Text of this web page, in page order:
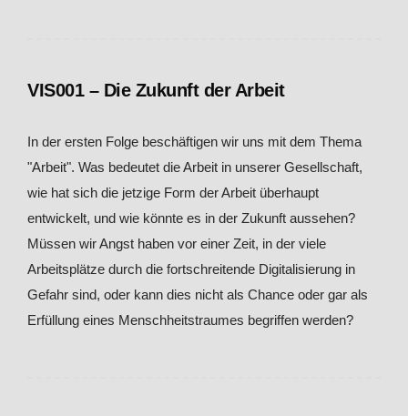
VIS001 – Die Zukunft der Arbeit
In der ersten Folge beschäftigen wir uns mit dem Thema
"Arbeit". Was bedeutet die Arbeit in unserer Gesellschaft,
wie hat sich die jetzige Form der Arbeit überhaupt
entwickelt, und wie könnte es in der Zukunft aussehen?
Müssen wir Angst haben vor einer Zeit, in der viele
Arbeitsplätze durch die fortschreitende Digitalisierung in
Gefahr sind, oder kann dies nicht als Chance oder gar als
Erfüllung eines Menschheitstraumes begriffen werden?